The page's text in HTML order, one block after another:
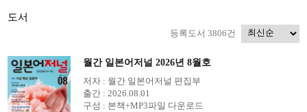
도서
등록도서 3806건
월간 일본어저널 2026년 8월호
저자 : 월간 일본어저널 편집부
출간 : 2026.08.01
구성 : 본책+MP3파일 다운로드